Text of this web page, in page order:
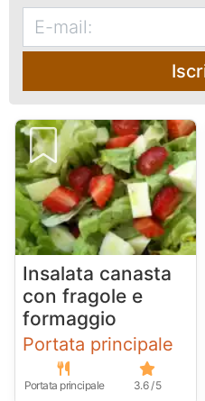
Insalata canasta
con fragole e
formaggio
Portata principale
Portata principale 3.6 / 5